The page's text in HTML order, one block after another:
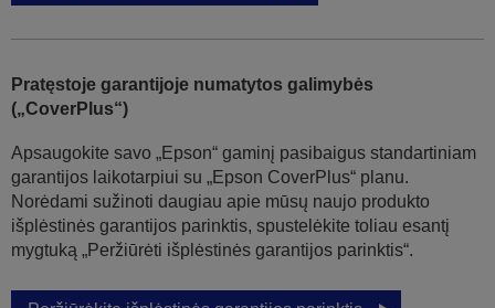
Pratęstoje garantijoje numatytos galimybės
(„CoverPlus“)
Apsaugokite savo „Epson“ gaminį pasibaigus standartiniam
garantijos laikotarpiui su „Epson CoverPlus“ planu.
Norėdami sužinoti daugiau apie mūsų naujo produkto
išplėstinės garantijos parinktis, spustelėkite toliau esantį
mygtuką „Peržiūrėti išplėstinės garantijos parinktis“.